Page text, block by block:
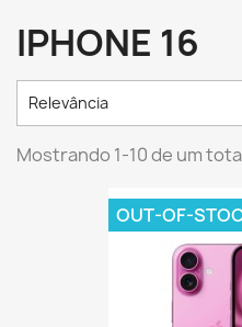
IPHONE 16
Relevância
Mostrando 1-10 de um
OUT-OF-